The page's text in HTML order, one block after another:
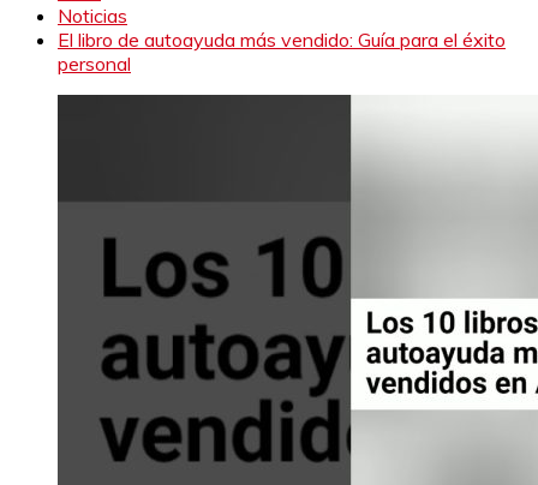
Noticias
El libro de autoayuda más vendido: Guía para el éxito
personal